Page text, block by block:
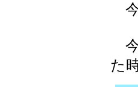
今
今
た